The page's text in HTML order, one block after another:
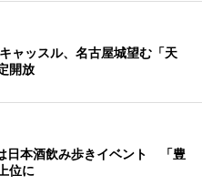
ャッスル、名古屋城望む「天
開放
日本酒飲み歩きイベント 「豊
位に